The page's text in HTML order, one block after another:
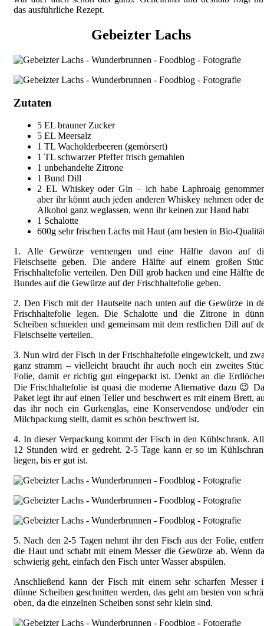
das ausführliche Rezept.
Gebeizter Lachs
Zutaten
5 EL brauner Zucker
5 EL Meersalz
1 TL Wacholderbeeren (gemörsert)
1 TL schwarzer Pfeffer frisch gemahlen
1 unbehandelte Zitrone
1 Bund Dill
2 EL Whiskey oder Gin – ich habe Laphroaig
aber ihr könnt auch jeden anderen Whiskey nehmen oder
Alkohol ganz weglassen, wenn ihr keinen zur Hand habt
1 Schalotte
600g sehr frischen Lachs mit Haut (am besten in Bio-
1. Alle Gewürze vermengen und eine Hälfte davon auf
Fleischseite geben. Die andere Hälfte auf einem großen
Frischhaltefolie verteilen. Den Dill grob hacken und eine Hälfte
Bundes auf die Gewürze auf der Frischhaltefolie geben.
2. Den Fisch mit der Hautseite nach unten auf die Gewürze in
Frischhaltefolie legen. Die Schalotte und die Zitrone in
Scheiben schneiden und gemeinsam mit dem restlichen Dill auf
Fleischseite verteilen.
3. Nun wird der Fisch in der Frischhaltefolie eingewickelt, und
ganz stramm – vielleicht braucht ihr auch noch ein zweites
Folie, damit er richtig gut eingepackt ist. Denkt an die
Die Frischhaltefolie ist quasi die moderne Alternative dazu 😉
Paket legt ihr auf einen Teller und beschwert es mit einem Brett,
das ihr noch ein Gurkenglas, eine Konservendose und/oder
Milchpackung stellt, damit es schön beschwert ist.
4. In dieser Verpackung kommt der Fisch in den Kühlschrank.
12 Stunden wird er gedreht. 2-5 Tage kann er so im
liegen, bis er gut ist.
5. Nach den 2-5 Tagen nehmt ihr den Fisch aus der Folie,
die Haut und schabt mit einem Messer die Gewürze ab. Wenn
schwierig geht, einfach den Fisch unter Wasser abspülen.
Anschließend kann der Fisch mit einem sehr scharfen Messer
dünne Scheiben geschnitten werden, das geht am besten von
oben, da die einzelnen Scheiben sonst sehr klein sind.